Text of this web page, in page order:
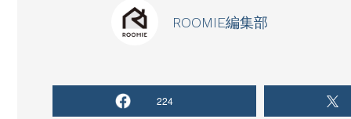
ROOMIE編集部
224